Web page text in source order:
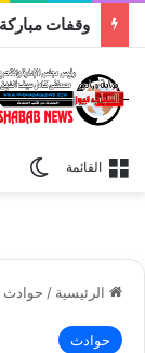
القائمة
الرئيسية / حوادث
حوادث